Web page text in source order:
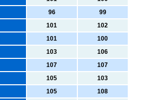
96
99
101
102
101
100
103
106
107
107
105
103
105
108